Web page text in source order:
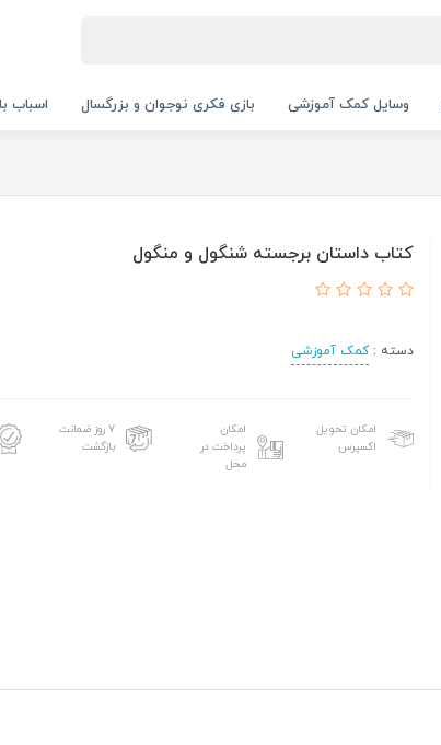
وسایل کمک آموزشی بازی فکری نوجوان و بزرگسال اسباب
کتاب داستان برجسته شنگول و منگول
دسته :کمک آموزشی
امکان تحویل
اکسپرس
امکان
پرداخت در
محل
۷ روز ضمانت
بازگشت